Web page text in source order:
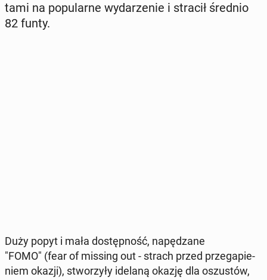
ta­mi na po­pu­lar­ne wy­da­rze­nie i stracił średnio
82 funty.
Duży popyt i mała do­stęp­ność, na­pę­dza­ne
"FOMO" (fear of missing out - strach przed prze­ga­pie­
niem okazji), stwo­rzy­ły idelaną okazję dla oszu­stów,